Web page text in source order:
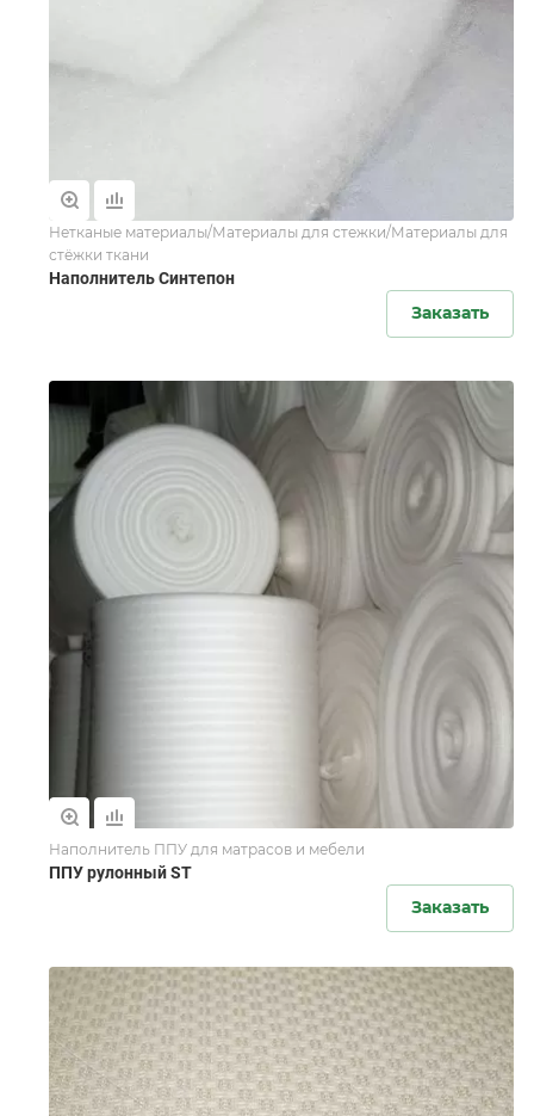
Нетканые материалы/Материалы для стежки/Материалы для
стёжки ткани
Наполнитель Синтепон
Заказать
Наполнитель ППУ для матрасов и мебели
ППУ рулонный ST
Заказать